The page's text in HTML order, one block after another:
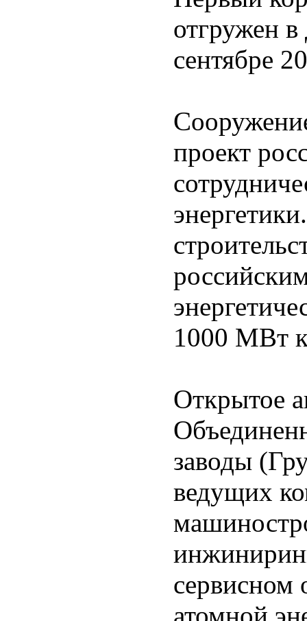
отгружен в
сентябре
проект
1000 МВт
Открытое
заводы
ведущих
сервисном
атомной